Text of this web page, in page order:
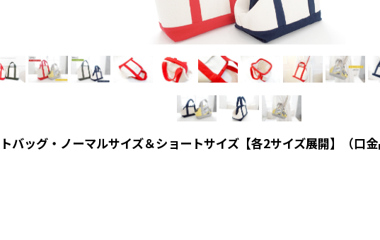
ッグ・ノーマルサイズ＆ショートサイズ【各2サイズ展開】（口